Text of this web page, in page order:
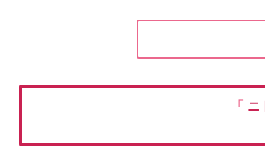
「 ニ